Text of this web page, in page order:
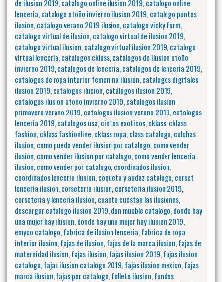
de ilusion 2019,catalogo online ilusion 2019,catalogo online
lenceria,catalogo otoño invierno ilusion 2019,catalogo puntos
ilusion,catalogo verano 2019 ilusion,catalogo vicky form,
catalogo virtual de ilusion,catalogo virtual de ilusion 2019,
catalogo virtual ilusion,catalogo virtual ilusion 2019,catalogo
virtual lenceria,catalogos cklass,catalogos de ilusion otoño
invierno 2019,catalogos de lenceria,catalogos de lenceria 2019,
catalogos de ropa interior femenina ilusion,catalogos digitales
ilusion 2019,catalogos ilucion,catálogos ilusion 2019,
catalogos ilusion otoño invierno 2019,catalogos ilusion
primavera verano 2019,catalogos ilusion verano 2019,catalogos
lenceria 2019,catalogos usa,cintos exoticos,cklass,cklass
fashion,cklass fashionline,cklass ropa,class catalogo,colchas
ilusion,como puedo vender ilusion por catalogo,como vender
ilusion,como vender ilusion por catalogo,como vender lenceria
ilusion,como vender por catalogo,coordinados ilusion,
coordinados lenceria ilusion,coqueta y audaz catalogo,corset
lenceria ilusion,corseteria ilusion,corseteria ilusion 2019,
corseteria y lenceria ilusion,cuanto cuestan las ilusiones,
descargar catalogo ilusion 2019,don mueble catalogo,donde hay
una mujer hay ilusion,donde hay una mujer hay ilusion 2019,
emyco catalogo,fabrica de ilusion lenceria,fabrica de ropa
interior ilusion,fajas de ilusion,fajas de la marca ilusion,fajas de
maternidad ilusion,fajas ilusion,fajas ilusion 2019,fajas ilusion
catalogo,fajas ilusion catalogo 2019,fajas ilusion mexico,fajas
marca ilusion,fajas por catalogo,folleto ilusion,fondos